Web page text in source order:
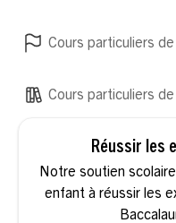
Cours particuliers de
Cours particuliers de
Réussir les
Notre soutien
enfant à réussir les